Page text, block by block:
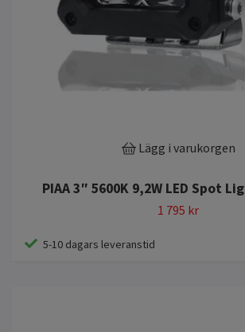
Lägg i varukorgen
PIAA 3″ 5600K 9,2W LED Spot
1 795 kr
5-10 dagars leveranstid